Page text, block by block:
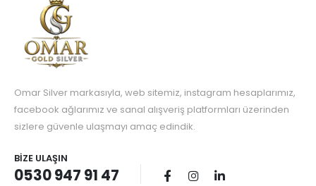
Omar Silver markasıyla, web sitemiz, instagram hesaplarımız,
facebook ağlarımız ve sanal alışveriş platformları üzerinden
sizlere güvenle ulaşmayı amaç edindik.
BIZE ULAŞIN
0530 947 91 47